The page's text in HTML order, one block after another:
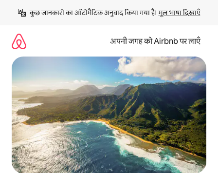
छोड़कर
कॉन्टेंट
कुछ जानकारी का ऑटोमैटिक अनुवाद किया गया है। मूल भाषा दिखाएँ
अपनी जगह को Airbnb पर लाएँ